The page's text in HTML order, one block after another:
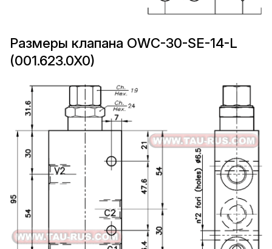
Размеры клапана OWC-30-SE-14-L
(001.623.0X0)